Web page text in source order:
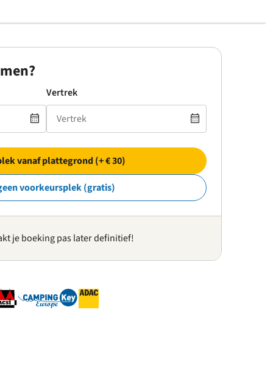
Vertrek
vanaf plattegrond (+ € 30)
voorkeursplek (gratis)
je boeking pas later definitief!